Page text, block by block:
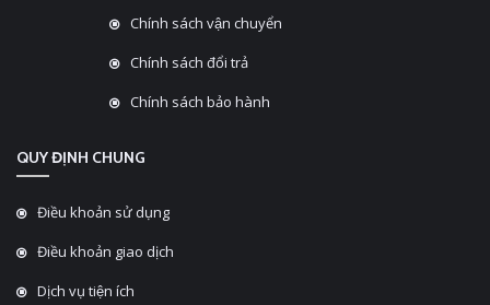
Chính sách vận chuyển
Chính sách đổi trả
Chính sách bảo hành
QUY ĐỊNH CHUNG
Điều khoản sử dụng
Điều khoản giao dịch
Dịch vụ tiện ích